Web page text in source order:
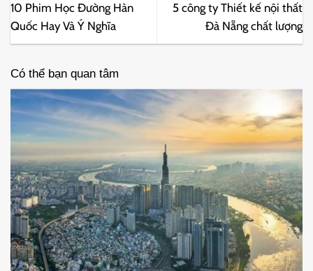
10 Phim Học Đường Hàn
Quốc Hay Và Ý Nghĩa
5 công ty Thiết kế nội thất
Đà Nẵng chất lượng
Có thể bạn quan tâm